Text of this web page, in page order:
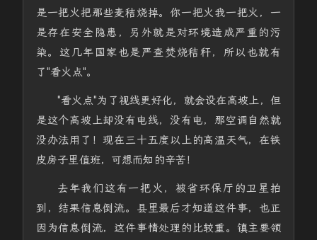
是一把火把那些麦秸烧掉。你一把火我一把火，一
是存在安全隐患，另外就是对环境造成严重的污
染。这几年国家也是严查焚烧秸秆，所以也就有
了"看火点"。
"看火点"为了视线更好化，就会设在高坡上，但
是这个高坡上却没有电线，没有电，那空调自然就
没办法用了！现在三十五度以上的高温天气，在铁
皮房子里值班，可想而知的辛苦！
去年我们这有一把火，被省环保厅的卫星拍
到，结果信息倒流。县里最后才知道这件事，也正
因为信息倒流，这件事情处理的比较重。镇主要领